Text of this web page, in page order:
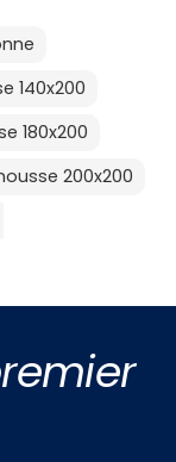
140x200
180x200
200x200